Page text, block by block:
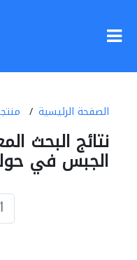
الصفحة الرئيسية
نتائج البحث
الجبس في